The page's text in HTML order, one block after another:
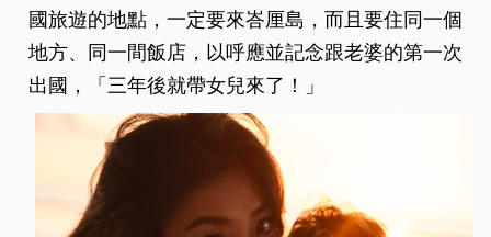
國旅遊的地點，一定要來峇厘島，而且要住同一個
地方、同一間飯店，以呼應並記念跟老婆的第一次
出國，「三年後就帶女兒來了！」